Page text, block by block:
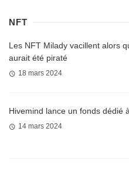
NFT
Les NFT Milady vacillent alors
aurait été piraté
18 mars 2024
Hivemind lance un fonds dédié
14 mars 2024